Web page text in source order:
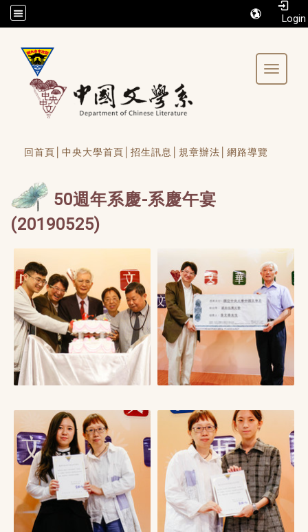
/accesskey"" title="Toolbar">:::
Toggle
回首頁│ 中央大學首頁│ 招生訊息│ 規章辦法│ 網路導覽
50週年系慶-系慶午宴
(20190525)